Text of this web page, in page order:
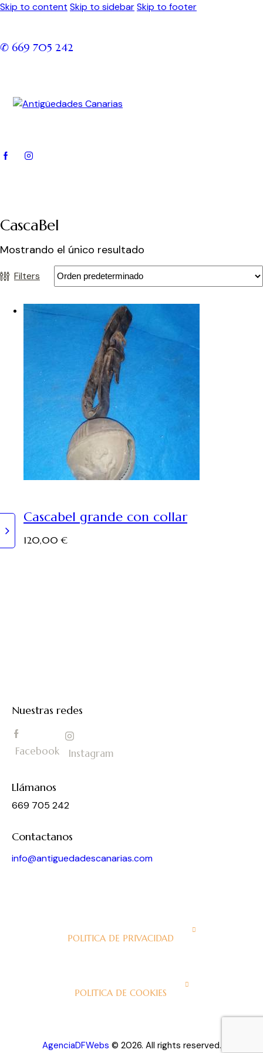
Skip to content Skip to sidebarSkip to footer
✆ 669 705 242
CascaBel
Mostrando el único resultado
Filters
Cascabel grande con collar
120,00€
Nuestras redes
Facebook Instagram
Llámanos
669 705 242
Contactanos
info@antiguedadescanarias.com
POLITICA DE PRIVACIDAD
POLITICA DE COOKIES
AgenciaDFWebs © 2026. All rights reserved.